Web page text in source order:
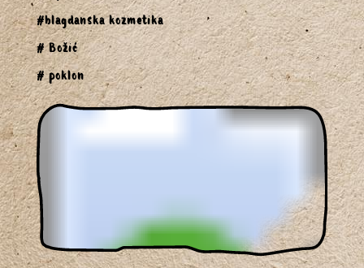
#blagdanska kozmetika
# Božić
# poklon